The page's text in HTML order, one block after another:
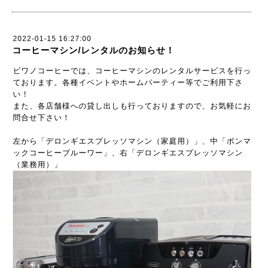
2022-01-15 16:27:00
コーヒーマシン/レンタルのお知らせ！
ビワノコーヒーでは、コーヒーマシンのレンタルサービスを行っ
ております。各種イベントやホームパーティー等でご利用下さ
い！
また、各店舗様への貸し出しも行っておりますので、お気軽にお
問合せ下さい！
左から「デロンギエスプレッソマシン（家庭用）」、中「ボンマ
ックコーヒーブルーワー」、右「デロンギエスプレッソマシン
（業務用）」